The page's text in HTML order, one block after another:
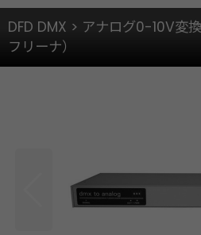
DFD DMX > アナログ0-10V変
フリーナ）